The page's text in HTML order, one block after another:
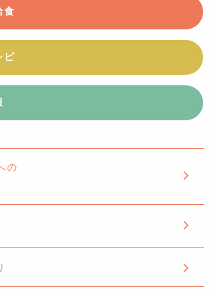
食
ピ
の